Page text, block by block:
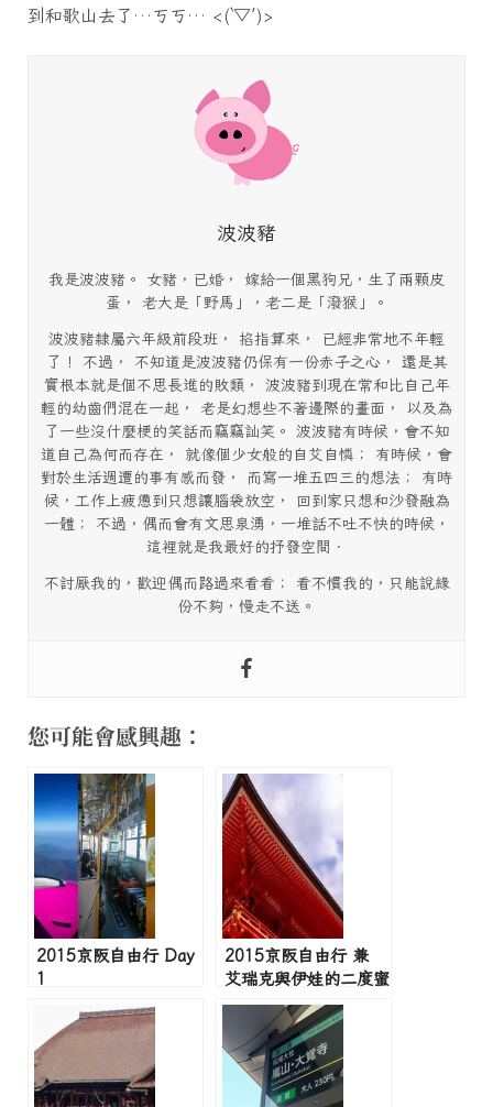
到和歌山去了…ㄎㄎ… <(‵▽′)>
波波豬
我是波波豬。 女豬，已婚， 嫁給一個黑狗兄，生了兩顆皮
蛋， 老大是「野馬」，老二是「潑猴」。
波波豬隸屬六年級前段班， 掐指算來， 已經非常地不年輕
了！ 不過， 不知道是波波豬仍保有一份赤子之心， 還是其
實根本就是個不思長進的敗類， 波波豬到現在常和比自己年
輕的幼齒們混在一起， 老是幻想些不著邊際的畫面， 以及為
了一些沒什麼梗的笑話而竊竊訕笑。 波波豬有時候，會不知
道自己為何而存在， 就像個少女般的自艾自憐； 有時候，會
對於生活週遭的事有感而發， 而寫一堆五四三的想法； 有時
候，工作上疲憊到只想讓腦袋放空， 回到家只想和沙發融為
一體； 不過，偶而會有文思泉湧，一堆話不吐不快的時候，
這裡就是我最好的抒發空間．
不討厭我的，歡迎偶而路過來看看； 看不慣我的，只能說緣
份不夠，慢走不送。
您可能會感興趣：
2015京阪自由行 Day
1
2015京阪自由行 兼
艾瑞克與伊娃的二度蜜
月鐵腿之旅